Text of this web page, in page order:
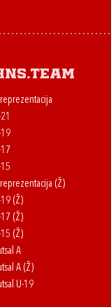
(Ž)
19 (Ž)
17 (Ž)
15 (Ž)
A
A (Ž)
U-19